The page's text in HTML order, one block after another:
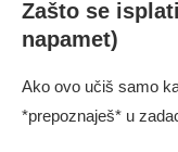
Zašto se
napamet)
Ako ovo učiš samo
*prepoznaješ* u